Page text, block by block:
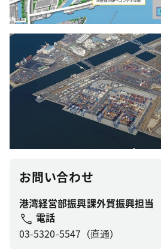
お問い合わせ
港湾経営部振興課外貿振興担当
電話
03-5320-5547（直通）